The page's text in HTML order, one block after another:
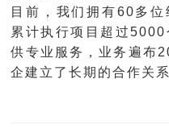
目前，我们拥有60多位
累计执行项目超过5000
供专业服务，业务遍布
企建立了长期的合作关系